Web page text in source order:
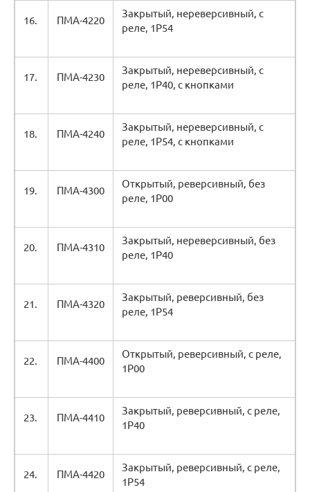
16. ПМА-4220
Закрытый, нереверсивный, с
реле, 1Р54
17. ПМА-4230
Закрытый, нереверсивный, с
реле, 1Р40, с кнопками
18. ПМА-4240
Закрытый, нереверсивный, с
реле, 1Р54, с кнопками
19. ПМА-4300
Открытый, реверсивный, без
реле, 1Р00
20. ПМА-4310
Закрытый, нереверсивный, без
реле, 1Р40
21. ПМА-4320
Закрытый, реверсивный, без
реле, 1Р54
22. ПМА-4400
Открытый, реверсивный, с реле,
1Р00
23. ПМА-4410
Закрытый, реверсивный, с реле,
1Р40
24. ПМА-4420
Закрытый, реверсивный, с реле,
1Р54